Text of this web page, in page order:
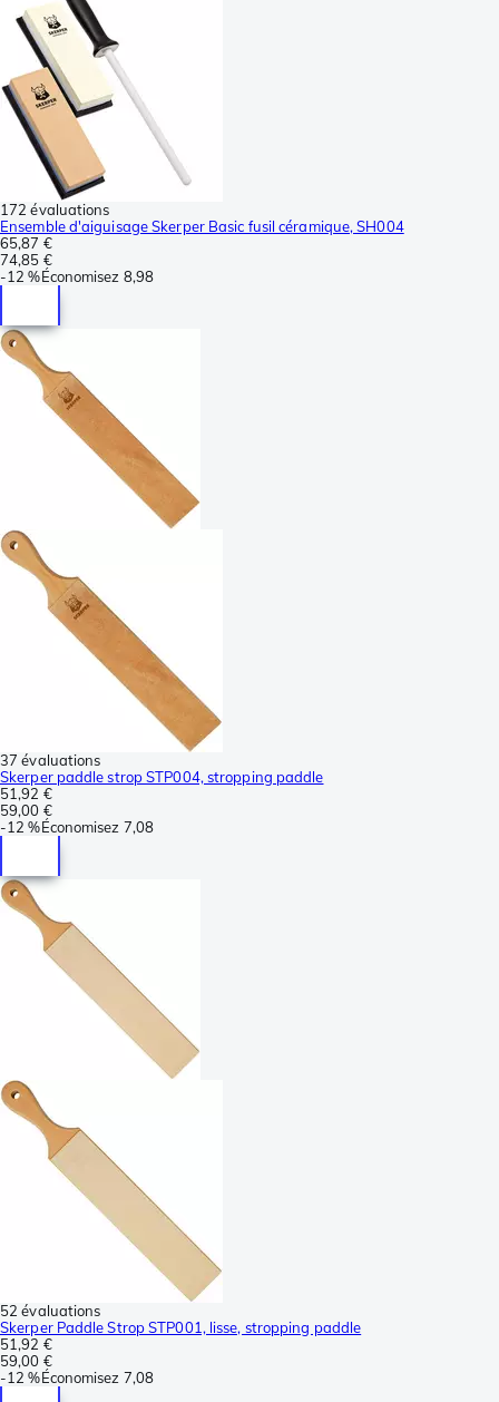
172 évaluations
Ensemble d'aiguisage Skerper Basic fusil céramique, SH004
65,87 €
74,85 €
-12 %Économisez 8,98
37 évaluations
Skerper paddle strop STP004, stropping paddle
51,92 €
59,00 €
-12 %Économisez 7,08
52 évaluations
Skerper Paddle Strop STP001, lisse, stropping paddle
51,92 €
59,00 €
-12 %Économisez 7,08